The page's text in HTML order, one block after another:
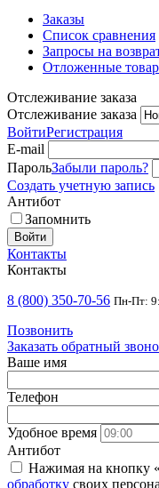
Заказы
Список сравнения
Запросы на
Отложенные
Отслеживание заказа
Отслеживание заказа
ВойтиРегистрация
E-mail
ПарольЗабыли пароль?
Создать учетную запись
Антибот
Запомнить
Войти
Контакты
Контакты
8 (800) 350-70-56 Пн-Пт:
Позвонить
Заказать обратный
Ваше имя
Телефон
Удобное время
Антибот
Нажимая на кнопку
обработку своих